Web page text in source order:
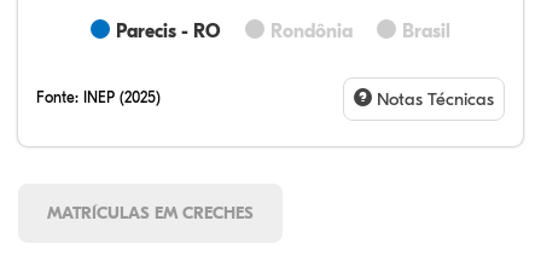
Parecis - RO Rondônia Brasil
Fonte: INEP (2025) Notas Técnicas
MATRÍCULAS EM CRECHES